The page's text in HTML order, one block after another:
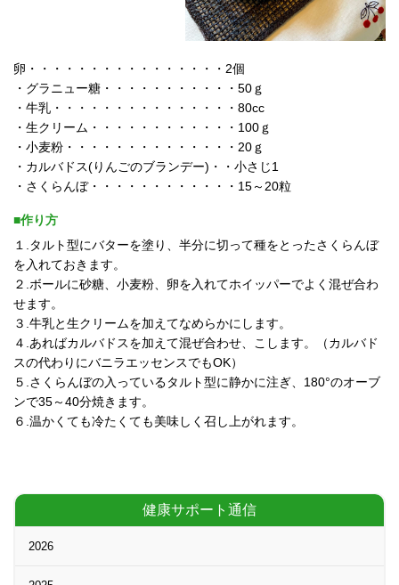
卵・・・・・・・・・・・・・・・・2個
・グラニュー糖・・・・・・・・・・・50ｇ
・牛乳・・・・・・・・・・・・・・・80cc
・生クリーム・・・・・・・・・・・・100ｇ
・小麦粉・・・・・・・・・・・・・・20ｇ
・カルバドス(りんごのブランデー)・・小さじ1
・さくらんぼ・・・・・・・・・・・・15～20粒
■作り方
１.タルト型にバターを塗り、半分に切って種をとったさくらんぼ
を入れておきます。
２.ボールに砂糖、小麦粉、卵を入れてホイッパーでよく混ぜ合わ
せます。
３.牛乳と生クリームを加えてなめらかにします。
４.あればカルバドスを加えて混ぜ合わせ、こします。（カルバド
スの代わりにバニラエッセンスでもOK）
５.さくらんぼの入っているタルト型に静かに注ぎ、180°のオーブ
ンで35～40分焼きます。
６.温かくても冷たくても美味しく召し上がれます。
健康サポート通信
2026